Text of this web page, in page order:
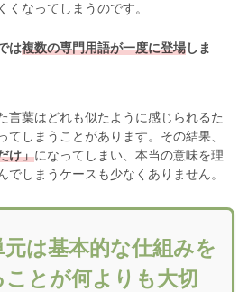
なってしまうのです。
は複数の専門用語が一度に登場しま
言葉はどれも似たように感じられるた
てしまうことがあります。その結果、
け」になってしまい、本当の意味を理
でしまうケースも少なくありません。
元は基本的な仕組みを
ことが何よりも大切